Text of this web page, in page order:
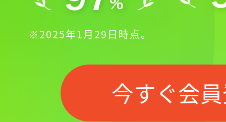
※2025年1月29日時点。
今すぐ会